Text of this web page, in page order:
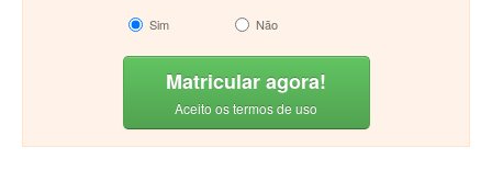
Sim
Não
Matricular agora!
Aceito os termos de uso